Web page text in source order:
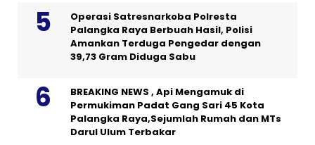
Operasi Satresnarkoba Polresta
Palangka Raya Berbuah Hasil, Polisi
Amankan Terduga Pengedar dengan
39,73 Gram Diduga Sabu
BREAKING NEWS , Api Mengamuk di
Permukiman Padat Gang Sari 45 Kota
Palangka Raya,Sejumlah Rumah dan MTs
Darul Ulum Terbakar